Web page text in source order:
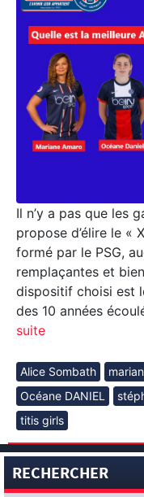
Il n’y a pas que les
propose d’élire le «
formé par le PSG,
remplaçantes et
dispositif choisi est
des 10 années
suite
Alice Sombath
Océane DANIEL
titis girls
RECHERCHER